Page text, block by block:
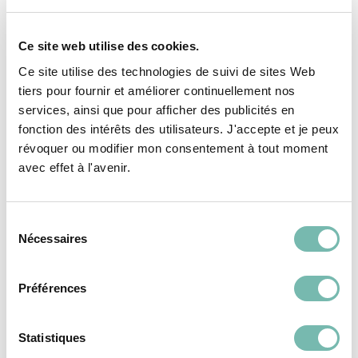
Ce site web utilise des cookies.
Ce site utilise des technologies de suivi de sites Web
tiers pour fournir et améliorer continuellement nos
services, ainsi que pour afficher des publicités en
fonction des intérêts des utilisateurs. J'accepte et je peux
révoquer ou modifier mon consentement à tout moment
avec effet à l'avenir.
Nécessaires
Préférences
Statistiques
Iphone 14
350,00 €
ASBL DROIT ET DEVOIR
MONS
Iphone 15
450,00 €
ASBL DROIT ET DEVOIR